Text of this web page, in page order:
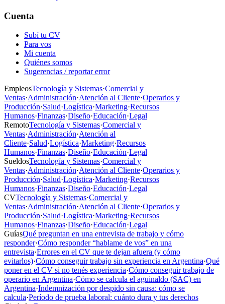
Cuenta
Subí tu CV
Para vos
Mi cuenta
Quiénes somos
Sugerencias / reportar error
EmpleosTecnología y Sistemas·Comercial y
Ventas·Administración·Atención al Cliente·Operarios y
Producción·Salud·Logística·Marketing·Recursos
Humanos·Finanzas·Diseño·Educación·Legal
RemotoTecnología y Sistemas·Comercial y
Ventas·Administración·Atención al
Cliente·Salud·Logística·Marketing·Recursos
Humanos·Finanzas·Diseño·Educación·Legal
SueldosTecnología y Sistemas·Comercial y
Ventas·Administración·Atención al Cliente·Operarios y
Producción·Salud·Logística·Marketing·Recursos
Humanos·Finanzas·Diseño·Educación·Legal
CVTecnología y Sistemas·Comercial y
Ventas·Administración·Atención al Cliente·Operarios y
Producción·Salud·Logística·Marketing·Recursos
Humanos·Finanzas·Diseño·Educación·Legal
GuíasQué preguntan en una entrevista de trabajo y cómo
responder·Cómo responder “hablame de vos” en una
entrevista·Errores en el CV que te dejan afuera (y cómo
evitarlos)·Cómo conseguir trabajo sin experiencia en Argentina·Qué
poner en el CV si no tenés experiencia·Cómo conseguir trabajo de
operario en Argentina·Cómo se calcula el aguinaldo (SAC) en
Argentina·Indemnización por despido sin causa: cómo se
calcula·Período de prueba laboral: cuánto dura y tus derechos